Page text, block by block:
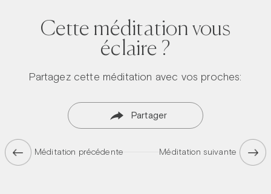
Cette méditation vous
éclaire ?
Partagez cette méditation avec vos proches:
Partager
Méditation précédente Méditation suivante